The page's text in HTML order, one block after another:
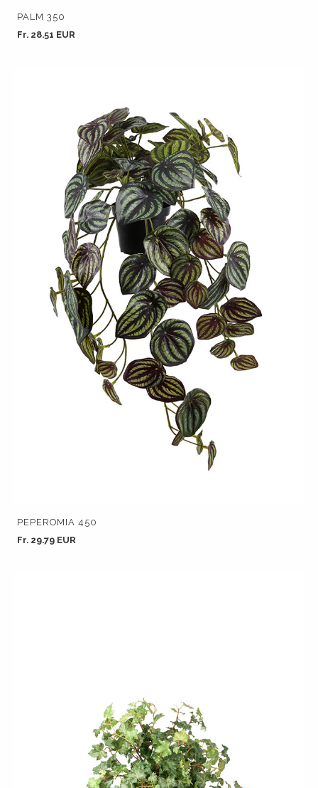
PALM 350
Fr. 28.51 EUR
PEPEROMIA 450
Fr. 29.79 EUR